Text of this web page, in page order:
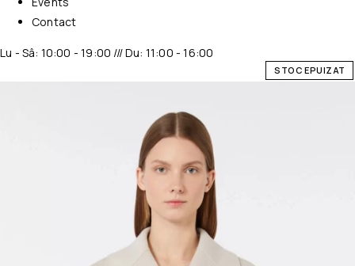
Contact
Lu - Sâ: 10:00 - 19:00 /// Du: 11:00 - 16:00
STOC EPUIZAT